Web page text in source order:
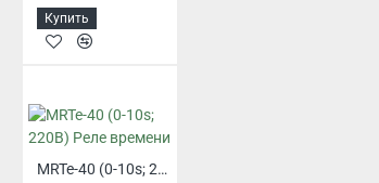
Купить
MRTe-40 (0-10s; 220В) Реле времени